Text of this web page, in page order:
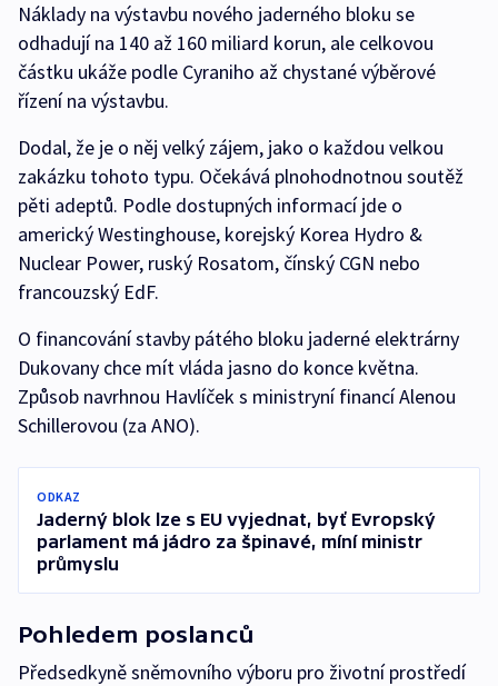
Náklady na výstavbu nového jaderného bloku se
odhadují na 140 až 160 miliard korun, ale celkovou
částku ukáže podle Cyraniho až chystané výběrové
řízení na výstavbu.
Dodal, že je o něj velký zájem, jako o každou velkou
zakázku tohoto typu. Očekává plnohodnotnou soutěž
pěti adeptů. Podle dostupných informací jde o
americký Westinghouse, korejský Korea Hydro &
Nuclear Power, ruský Rosatom, čínský CGN nebo
francouzský EdF.
O financování stavby pátého bloku jaderné elektrárny
Dukovany chce mít vláda jasno do konce května.
Způsob navrhnou Havlíček s ministryní financí Alenou
Schillerovou (za ANO).
ODKAZ
Jaderný blok lze s EU vyjednat, byť Evropský
parlament má jádro za špinavé, míní ministr
průmyslu
Pohledem poslanců
Předsedkyně sněmovního výboru pro životní prostředí